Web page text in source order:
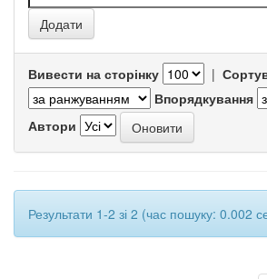
Вивести на сторінку |
Впорядкування
Автори
Результати 1-2 зі 2 (час пошуку: 0.002